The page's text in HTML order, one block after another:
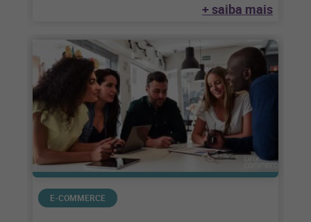
+ saiba mais
E-COMMERCE